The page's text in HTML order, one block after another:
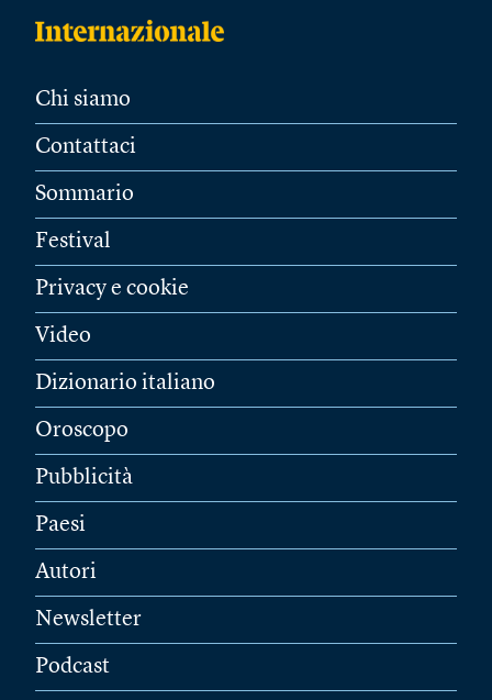
Chi siamo
Contattaci
Sommario
Festival
Privacy e cookie
Video
Dizionario italiano
Oroscopo
Pubblicità
Paesi
Autori
Newsletter
Podcast